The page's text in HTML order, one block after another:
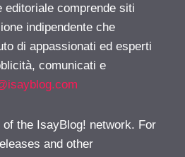
editoriale comprende siti
indipendente che
di appassionati ed esperti
comunicati e
the IsayBlog! network. For
and other